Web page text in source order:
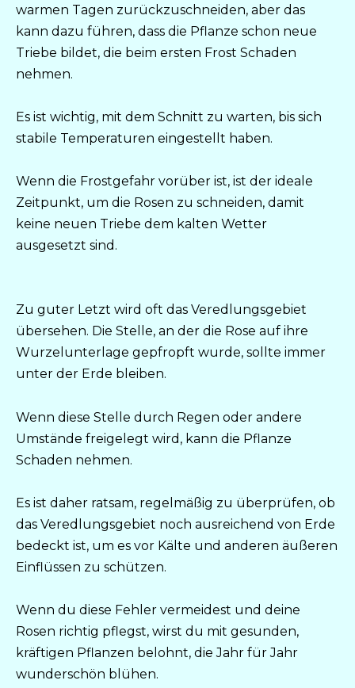
warmen Tagen zurückzuschneiden, aber das
kann dazu führen, dass die Pflanze schon neue
Triebe bildet, die beim ersten Frost Schaden
nehmen.
Es ist wichtig, mit dem Schnitt zu warten, bis sich
stabile Temperaturen eingestellt haben.
Wenn die Frostgefahr vorüber ist, ist der ideale
Zeitpunkt, um die Rosen zu schneiden, damit
keine neuen Triebe dem kalten Wetter
ausgesetzt sind.
Zu guter Letzt wird oft das Veredlungsgebiet
übersehen. Die Stelle, an der die Rose auf ihre
Wurzelunterlage gepfropft wurde, sollte immer
unter der Erde bleiben.
Wenn diese Stelle durch Regen oder andere
Umstände freigelegt wird, kann die Pflanze
Schaden nehmen.
Es ist daher ratsam, regelmäßig zu überprüfen, ob
das Veredlungsgebiet noch ausreichend von Erde
bedeckt ist, um es vor Kälte und anderen äußeren
Einflüssen zu schützen.
Wenn du diese Fehler vermeidest und deine
Rosen richtig pflegst, wirst du mit gesunden,
kräftigen Pflanzen belohnt, die Jahr für Jahr
wunderschön blühen.